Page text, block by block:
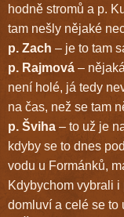
hodně stromů a p.
tam nešly nějaké
p. Zach – je to tam
p. Rajmová –
není holé, já tedy
na čas, než se tam
p. Šviha – to už je
kdyby se to dnes
vodu u Formánků,
Kdybychom vybrali
domluví a celé se to